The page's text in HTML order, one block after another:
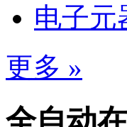
电子元
更多 »